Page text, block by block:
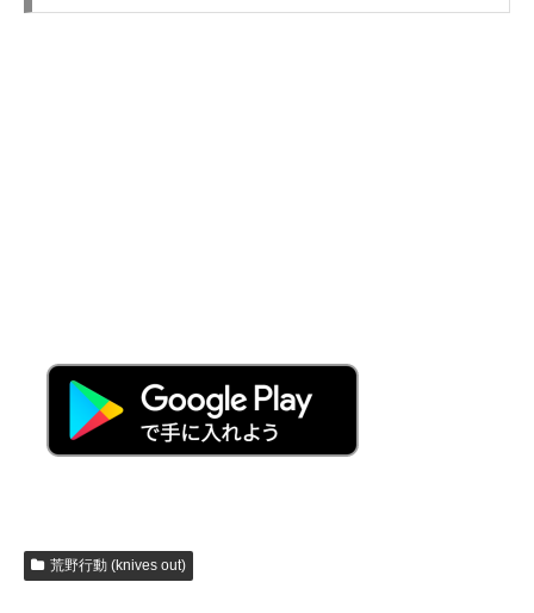
荒野行動 (knives out)